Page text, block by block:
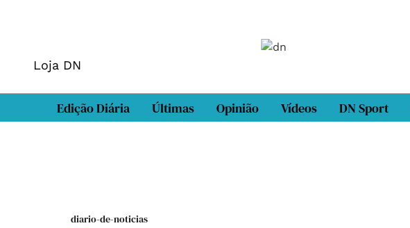
Loja DN
Edição Diária Últimas Opinião Vídeos DN Sport
diario-de-noticias